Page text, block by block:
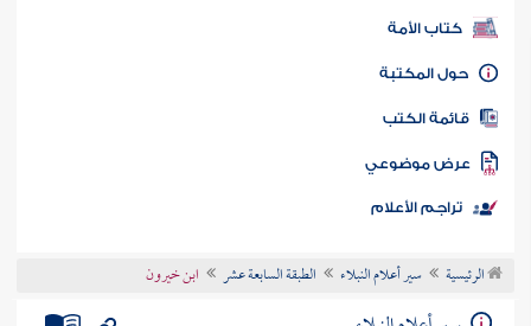
كتب PDF
كتاب الأمة
المكتبة
الكتب
موضوعي
تراجم الأعلام
الرئيسية سير أعلام النبلاء الطبقة السابعة عشر ابن خيرون